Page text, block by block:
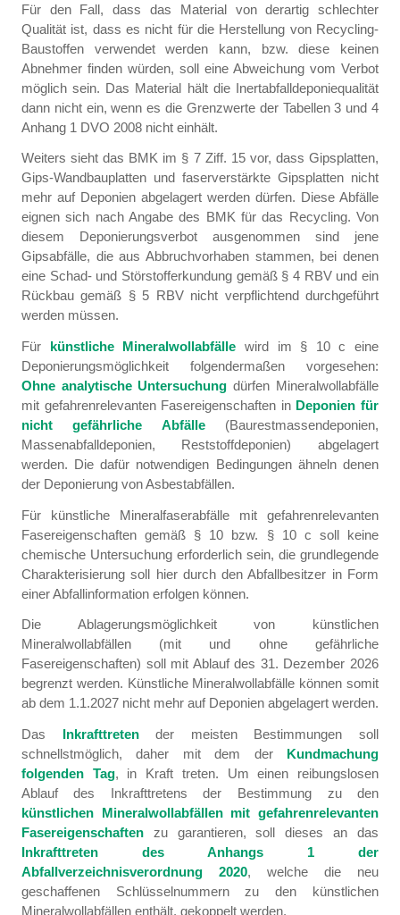
Für den Fall, dass das Material von derartig schlechter
Qualität ist, dass es nicht für die Herstellung von Recycling-
Baustoffen verwendet werden kann, bzw. diese keinen
Abnehmer finden würden, soll eine Abweichung vom Verbot
möglich sein. Das Material hält die Inertabfalldeponiequalität
dann nicht ein, wenn es die Grenzwerte der Tabellen 3 und 4
Anhang 1 DVO 2008 nicht einhält.
Weiters sieht das BMK im § 7 Ziff. 15 vor, dass Gipsplatten,
Gips-Wandbauplatten und faserverstärkte Gipsplatten nicht
mehr auf Deponien abgelagert werden dürfen. Diese Abfälle
eignen sich nach Angabe des BMK für das Recycling. Von
diesem Deponierungsverbot ausgenommen sind jene
Gipsabfälle, die aus Abbruchvorhaben stammen, bei denen
eine Schad- und Störstofferkundung gemäß § 4 RBV und ein
Rückbau gemäß § 5 RBV nicht verpflichtend durchgeführt
werden müssen.
Für künstliche Mineralwollabfälle wird im § 10 c eine
Deponierungsmöglichkeit folgendermaßen vorgesehen:
Ohne analytische Untersuchung dürfen Mineralwollabfälle
mit gefahrenrelevanten Fasereigenschaften in Deponien für
nicht gefährliche Abfälle(Baurestmassendeponien,
Massenabfalldeponien, Reststoffdeponien) abgelagert
werden. Die dafür notwendigen Bedingungen ähneln denen
der Deponierung von Asbestabfällen.
Für künstliche Mineralfaserabfälle mit gefahrenrelevanten
Fasereigenschaften gemäß § 10 bzw. § 10 c soll keine
chemische Untersuchung erforderlich sein, die grundlegende
Charakterisierung soll hier durch den Abfallbesitzer in Form
einer Abfallinformation erfolgen können.
Die Ablagerungsmöglichkeit von künstlichen
Mineralwollabfällen (mit und ohne gefährliche
Fasereigenschaften) soll mit Ablauf des 31. Dezember 2026
begrenzt werden. Künstliche Mineralwollabfälle können somit
ab dem 1.1.2027 nicht mehr auf Deponien abgelagert werden.
Das Inkrafttretender meisten Bestimmungen soll
schnellstmöglich, daher mit dem der Kundmachung
folgenden Tag, in Kraft treten. Um einen reibungslosen
Ablauf des Inkrafttretens der Bestimmung zu den
künstlichen Mineralwollabfällen mit gefahrenrelevanten
Fasereigenschaftenzu garantieren, soll dieses an das
Inkrafttreten des Anhangs 1 der
Abfallverzeichnisverordnung 2020, welche die neu
geschaffenen Schlüsselnummern zu den künstlichen
Mineralwollabfällen enthält, gekoppelt werden.